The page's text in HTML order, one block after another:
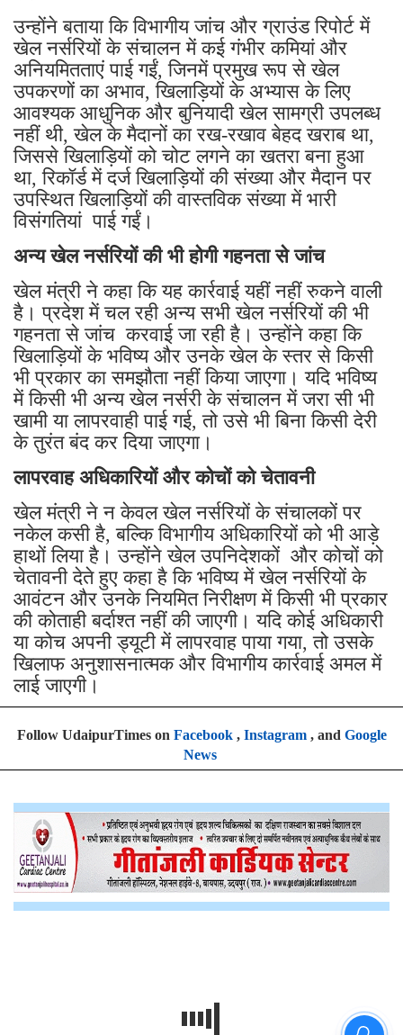
उन्होंने बताया कि विभागीय जांच और ग्राउंड रिपोर्ट में
खेल नर्सरियों के संचालन में कई गंभीर कमियां और
अनियमितताएं पाई गईं, जिनमें प्रमुख रूप से खेल
उपकरणों का अभाव, खिलाड़ियों के अभ्यास के लिए
आवश्यक आधुनिक और बुनियादी खेल सामग्री उपलब्ध
नहीं थी, खेल के मैदानों का रख-रखाव बेहद खराब था,
जिससे खिलाड़ियों को चोट लगने का खतरा बना हुआ
था, रिकॉर्ड में दर्ज खिलाड़ियों की संख्या और मैदान पर
उपस्थित खिलाड़ियों की वास्तविक संख्या में भारी
विसंगतियां पाई गईं।
अन्य खेल नर्सरियों की भी होगी गहनता से जांच
खेल मंत्री ने कहा कि यह कार्रवाई यहीं नहीं रुकने वाली
है। प्रदेश में चल रही अन्य सभी खेल नर्सरियों की भी
गहनता से जांच करवाई जा रही है। उन्होंने कहा कि
खिलाड़ियों के भविष्य और उनके खेल के स्तर से किसी
भी प्रकार का समझौता नहीं किया जाएगा। यदि भविष्य
में किसी भी अन्य खेल नर्सरी के संचालन में जरा सी भी
खामी या लापरवाही पाई गई, तो उसे भी बिना किसी देरी
के तुरंत बंद कर दिया जाएगा।
लापरवाह अधिकारियों और कोचों को चेतावनी
खेल मंत्री ने न केवल खेल नर्सरियों के संचालकों पर
नकेल कसी है, बल्कि विभागीय अधिकारियों को भी आड़े
हाथों लिया है। उन्होंने खेल उपनिदेशकों और कोचों को
चेतावनी देते हुए कहा है कि भविष्य में खेल नर्सरियों के
आवंटन और उनके नियमित निरीक्षण में किसी भी प्रकार
की कोताही बर्दाश्त नहीं की जाएगी। यदि कोई अधिकारी
या कोच अपनी ड्यूटी में लापरवाह पाया गया, तो उसके
खिलाफ अनुशासनात्मक और विभागीय कार्रवाई अमल में
लाई जाएगी।
Follow UdaipurTimes on Facebook, Instagram, and Google
News